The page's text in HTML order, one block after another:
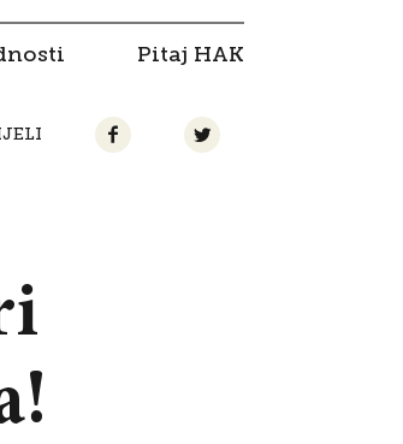
Pitaj HAK